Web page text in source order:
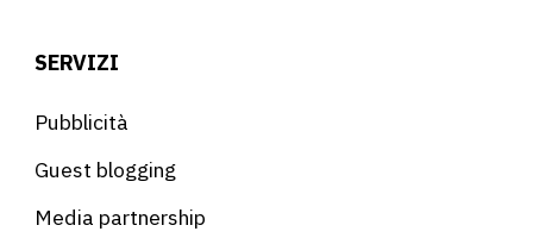
SERVIZI
Pubblicità
Guest blogging
Media partnership